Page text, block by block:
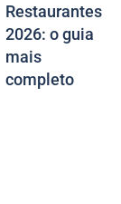
Restaurantes
2026: o guia
mais
completo